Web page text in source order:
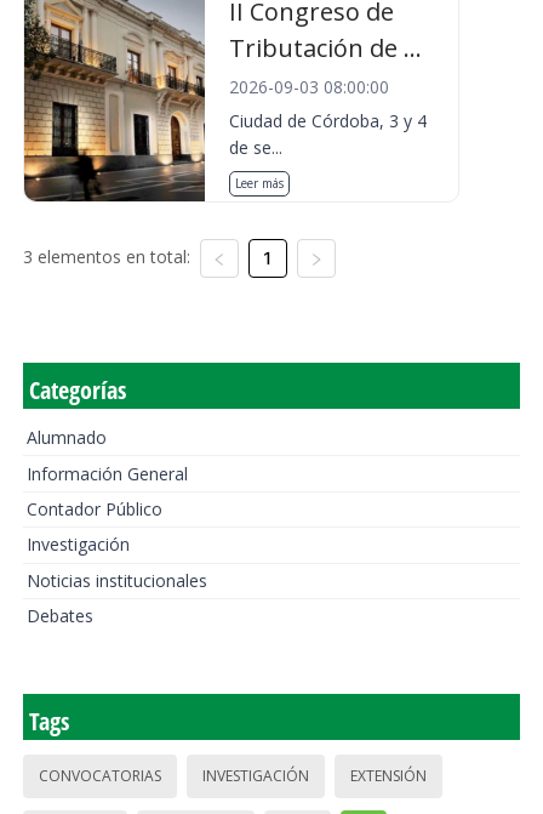
II Congreso de
Tributación de ...
2026-09-03 08:00:00
Ciudad de Córdoba, 3 y 4
de se...
Leer más
3 elementos en total: 1
Categorías
Alumnado
Información General
Contador Público
Investigación
Noticias institucionales
Debates
Tags
CONVOCATORIAS INVESTIGACIÓN EXTENSIÓN